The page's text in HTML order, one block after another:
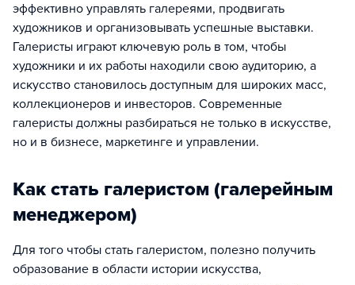
эффективно управлять галереями, продвигать
художников и организовывать успешные выставки.
Галеристы играют ключевую роль в том, чтобы
художники и их работы находили свою аудиторию, а
искусство становилось доступным для широких масс,
коллекционеров и инвесторов. Современные
галеристы должны разбираться не только в искусстве,
но и в бизнесе, маркетинге и управлении.
Как стать галеристом (галерейным
менеджером)
Для того чтобы стать галеристом, полезно получить
образование в области истории искусства,